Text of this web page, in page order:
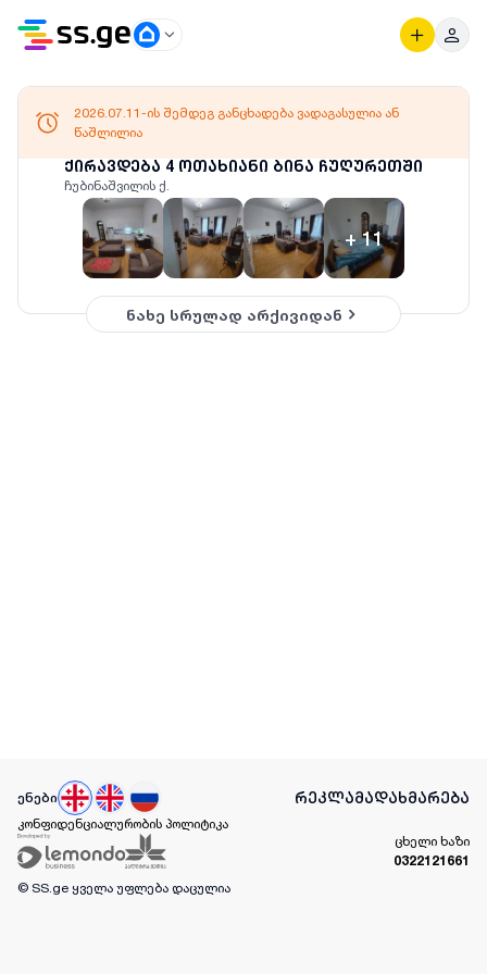
ქირავდება 4 ოთახიანი ბინა ჩუღურეთში
ჩუბინაშვილის ქ.
+11
2026.07.11-ის შემდეგ განცხადება ვადაგასულია ან
წაშლილია
ნახე სრულად არქივიდან
ენები რეკლამადახმარება
კონფიდენციალურობის პოლიტიკა
ცხელი ხაზი
0322121661
© SS.ge ყველა უფლება დაცულია